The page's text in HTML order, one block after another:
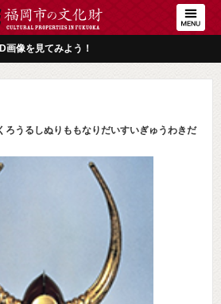
画像を見てみよう！
ろうるしぬりももなりだいすいぎゅうわきだ